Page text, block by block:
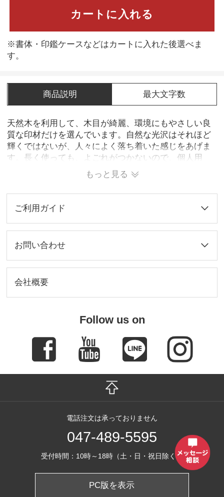
カートに入れる
※書体・印鑑ケースなどはカートに入れた後選べま
す。
商品説明 最大文字数
天然木を利用して、木目が綺麗、環境にもやさしい良
質な印材だけを選んでいます。自然な光沢はそれほど
輝くではないが、人々によく落ち着いた感じをあげま
す。長く使っても、よごれがつかないので、個人用
も、会社用もオススメです。
もっと見る
ご利用ガイド
お問い合わせ
会社概要
Follow us on
電話注文は承っておりません
047-489-5595
受付時間：10時～18時（土・日・祝日除く）
PC版を表示